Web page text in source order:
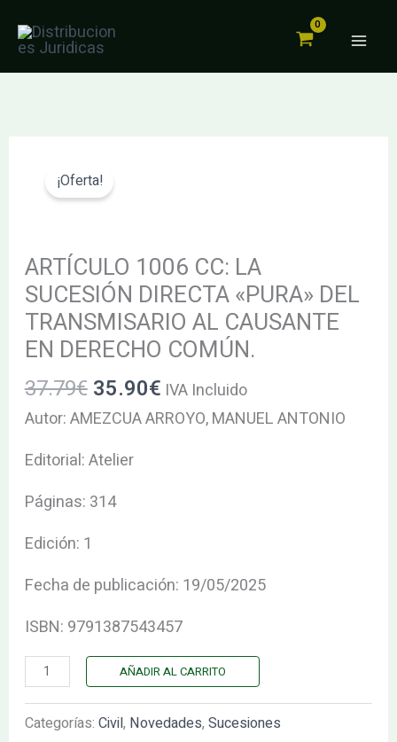
¡Oferta!
ARTÍCULO 1006 CC: LA
SUCESIÓN DIRECTA «PURA» DEL
TRANSMISARIO AL CAUSANTE
EN DERECHO COMÚN.
37.79€
precio
original
37.79€.
35.90€
35.90€.
IVA Incluido
Autor: AMEZCUA ARROYO, MANUEL ANTONIO
Editorial: Atelier
Páginas: 314
Edición: 1
Fecha de publicación: 19/05/2025
ISBN: 9791387543457
1006
SUCESIÓN
DIRECTA
«PURA»
DEL
TRANSMISARIO
AL
CAUSANTE
DERECHO
COMÚN.
cantidad
AÑADIR AL CARRITO
Categorías: Civil, Novedades, Sucesiones
LA
DERECHO
COMÚN.
cantidad